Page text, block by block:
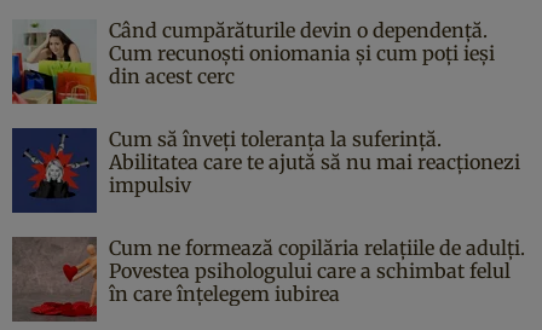
Când cumpărăturile devin o dependență.
Cum recunoști oniomania și cum poți ieși
din acest cerc
Cum să înveți toleranța la suferință.
Abilitatea care te ajută să nu mai reacționezi
impulsiv
Cum ne formează copilăria relațiile de adulți.
Povestea psihologului care a schimbat felul
în care înțelegem iubirea